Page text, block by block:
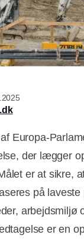
Europa-
der lægger
er at sikre,
på
arbejdsmiljø
er en